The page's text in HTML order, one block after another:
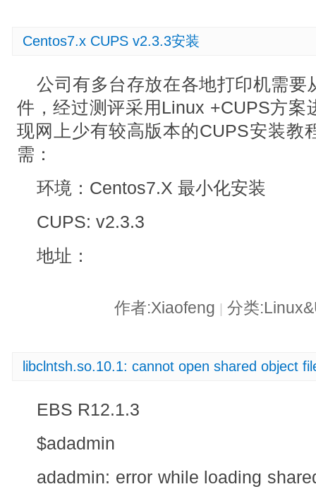
Centos7.x CUPS v2.3.3安装
公司有多台存放在各地打印机需要
件，经过测评采用Linux +CUPS方案
现网上少有较高版本的CUPS安装教
需：
环境：Centos7.X 最小化安装
CUPS: v2.3.3
地址：
作者:Xiaofeng | 分类
libclntsh.so.10.1: cannot open shared object
EBS R12.1.3
$adadmin
adadmin: error while loading